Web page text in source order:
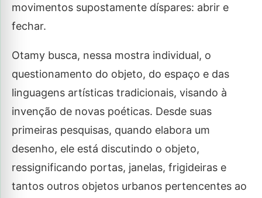
movimentos supostamente díspares: abrir e
fechar.
Otamy busca, nessa mostra individual, o
questionamento do objeto, do espaço e das
linguagens artísticas tradicionais, visando à
invenção de novas poéticas. Desde suas
primeiras pesquisas, quando elabora um
desenho, ele está discutindo o objeto,
ressignificando portas, janelas, frigideiras e
tantos outros objetos urbanos pertencentes ao